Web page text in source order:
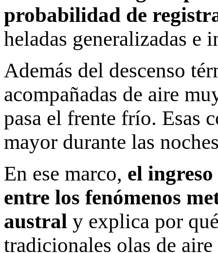
probabilidad de
heladas generalizadas e
Además del descenso
acompañadas de aire
pasa el frente frío. Esas
mayor durante las
En ese marco, el
entre los fenómenos
austral y explica por
tradicionales olas de